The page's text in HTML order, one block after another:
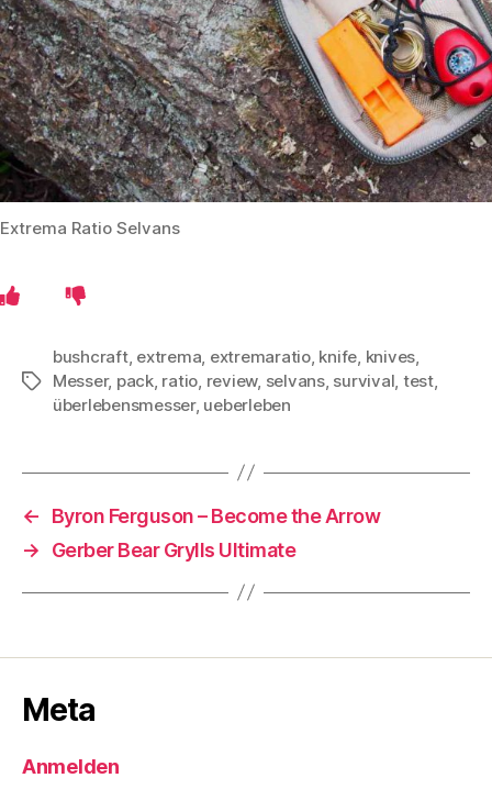
Extrema Ratio Selvans
Schlagwörter
bushcraft, extrema extremaratio, knife knives
Messer, pack, ratio review, selvans, survival test,
überlebensmesser, ueberleben
←
Byron Ferguson – Become the Arrow
→
Gerber Bear Grylls Ultimate
Meta
Anmelden